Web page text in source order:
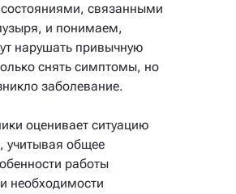
связанными
и понимаем,
нарушать привычную
снять симптомы, но
заболевание.
оценивает ситуацию
учитывая общее
работы
необходимости